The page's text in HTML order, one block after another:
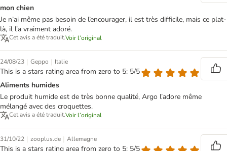
mon chien
Je n’ai même pas besoin de l’encourager, il est très difficile, mais ce plat-
là, il l’a vraiment adoré.
Cet avis a été traduit.Voir l’original
24/08/23 | Geppo | Italie
This is a stars rating area from zero to 5: 5/5
Aliments humides
Le produit humide est de très bonne qualité, Argo l’adore même
mélangé avec des croquettes.
Cet avis a été traduit.Voir l’original
31/10/22 | zooplus.de | Allemagne
This is a stars rating area from zero to 5: 5/5